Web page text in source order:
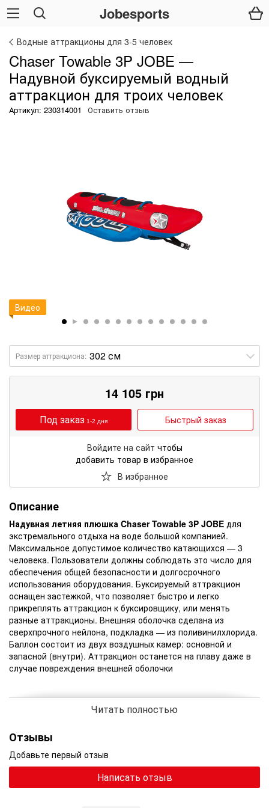
Водные аттракционы для 3-5 человек
Chaser Towable 3P JOBE —
Надувной буксируемый водный
аттракцион для троих человек
Артикул: 230314001 Оставить отзыв
Видео
Размер аттракциона:
14 105 грн
Под заказ 1-2 дня Быстрый заказ
Войдите на сайт чтобы
добавить товар в избранное
В избранное
Описание
Надувная летняя плюшка Chaser Towable 3P JOBE для
экстремального отдыха на воде большой компанией.
Максимальное допустимое количество катающихся — 3
человека. Пользователи должны соблюдать это число для
обеспечения общей безопасности и долгосрочного
использования оборудования. Буксируемый аттракцион
оснащен застежкой, что позволяет быстро и легко
прикреплять аттракцион к буксировщику, или менять
разные аттракционы. Внешняя оболочка сделана из
сверхпрочного нейлона, подкладка — из поливинилхлорида.
Баллон состоит из двух воздушных камер: основной и
запасной (внутри). Аттракцион останется на плаву даже в
случае повреждения внешней оболочки
• Трехместный аттракцион Chaser
• 2 воздушные камеры
• Прочный нейлон 840D
• Плотность поливинилхлорида 28G
• Дренажная система
• Застежка для крепления
Читать полностью
Отзывы
Добавьте первый отзыв
Написать отзыв
Jobesports